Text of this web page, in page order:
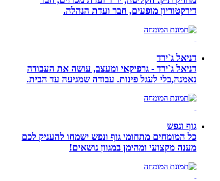
דירקטוריון מופעים, חבר ועדת הנהלה.
דניאל ג`ירד
דניאל ג`ירד - גרפיקאי ומעצב, עושה את העבודה
נאמנה,בלי לעגל פינות. עבודה שמגיעה עד הבית.
גוף ונפש
כל המומחים מתחומי גוף ונפש ישמחו להעניק לכם
מענה מקצועי ומהימן במגוון נושאים!